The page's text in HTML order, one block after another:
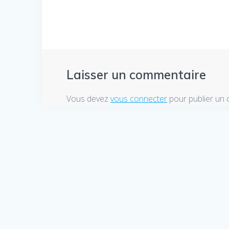
Laisser un commentaire
Vous devezvous connecter pour publier un